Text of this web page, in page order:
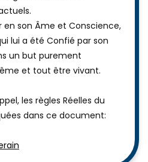
en son Âme et Conscience,
lui a été Confié par son
un but purement
et tout être vivant.
les règles Réelles du
dans ce document: